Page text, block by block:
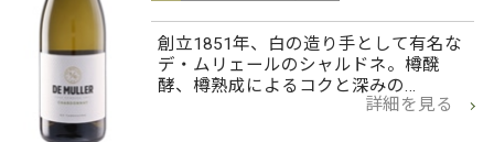
創立1851年、白の造り手として有名な
デ・ムリェールのシャルドネ。樽醗
酵、樽熟成によるコクと深みの…
詳細を見る